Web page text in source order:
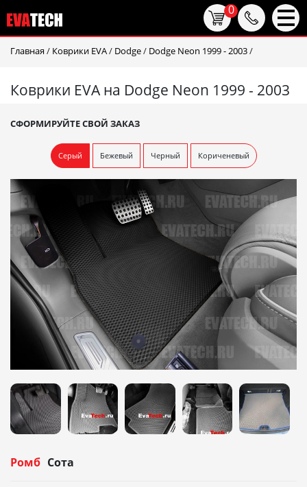
Главная / Коврики EVA/ Dodge/ Dodge Neon 1999 - 2003/
Коврики EVA на Dodge Neon 1999 - 2003
СФОРМИРУЙТЕ СВОЙ ЗАКАЗ
Серый Бежевый Черный Кориченевый
Ромб Сота
0